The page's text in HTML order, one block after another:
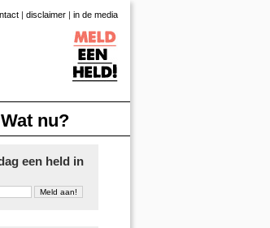
| disclaimer | in de media
Wat nu?
een held in